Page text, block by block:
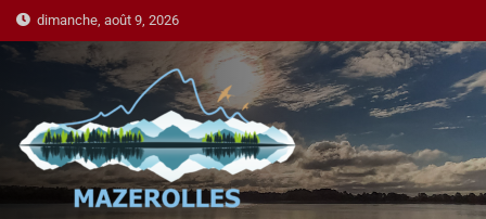
dimanche, août 9, 2026